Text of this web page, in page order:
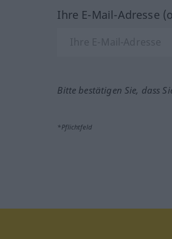
Ihre E-Mail-Adresse
Bitte bestätigen Sie, dass
*Pflichtfeld